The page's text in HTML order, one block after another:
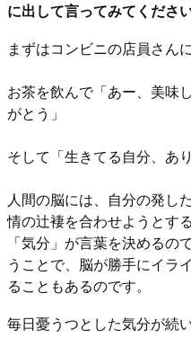
に出して言ってみてください
まずはコンビニの店員さん
お茶を飲んで「あー、美味
がとう」
そして「生きてる自分、あ
人間の脳には、自分の発し
情の辻褄を合わせようとす
「気分」が言葉を決めるの
うことで、脳が勝手にイラ
ることもあるのです。
毎日憂うつとした気分が続